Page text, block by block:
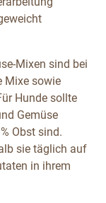
Mixen sind bei
Mixe sowie
Hunde sollte
Gemüse
Obst sind.
sie täglich auf
in ihrem